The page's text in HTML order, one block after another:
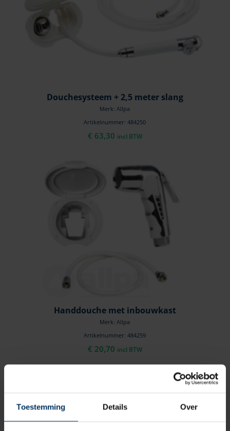
Toestemming Details Over
Douchesysteem + 2,5 meter slang
Merk: Allpa
Artikelnummer: 484250
€ 63,30 incl BTW
Handdouche met inbouwkast
Merk: Allpa
Artikelnummer: 484259
€ 20,70 incl BTW